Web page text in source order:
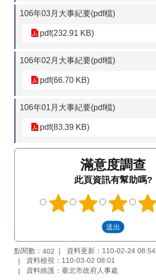
106年03月大事紀要(pdf檔)
pdf(232.91 KB)
106年02月大事紀要(pdf檔)
pdf(66.70 KB)
106年01月大事紀要(pdf檔)
pdf(83.39 KB)
滿意度調查
此頁資訊有幫助嗎?
點閱數： 402
資料更新：110-02-24 08:54
資料檢視：110-03-02 08:01
資料維護：臺北市政府人事處